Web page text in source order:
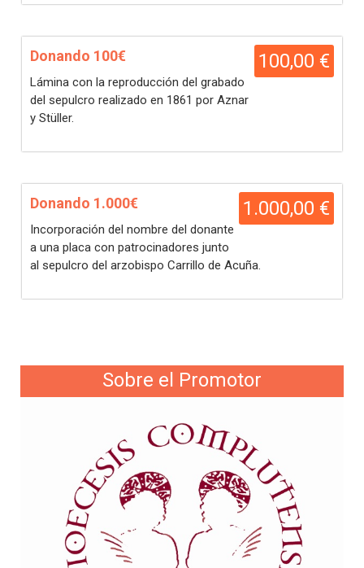
100,00 €
Donando 100€
Lámina con la reproducción del grabado
del sepulcro realizado en 1861 por Aznar
y Stüller.
1.000,00 €
Donando 1.000€
Incorporación del nombre del donante
a una placa con patrocinadores junto
al sepulcro del arzobispo Carrillo de Acuña.
Sobre el Promotor